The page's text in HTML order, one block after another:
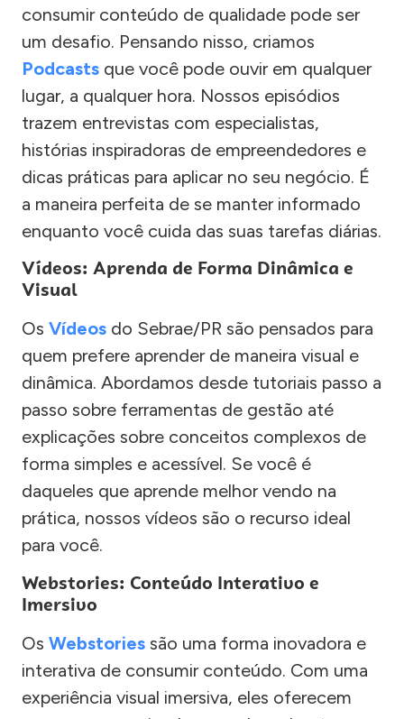
consumir conteúdo de qualidade pode ser
um desafio. Pensando nisso, criamos
Podcasts que você pode ouvir em qualquer
lugar, a qualquer hora. Nossos episódios
trazem entrevistas com especialistas,
histórias inspiradoras de empreendedores e
dicas práticas para aplicar no seu negócio. É
a maneira perfeita de se manter informado
enquanto você cuida das suas tarefas diárias.
Vídeos: Aprenda de Forma Dinâmica e
Visual
Os Vídeos do Sebrae/PR são pensados para
quem prefere aprender de maneira visual e
dinâmica. Abordamos desde tutoriais passo a
passo sobre ferramentas de gestão até
explicações sobre conceitos complexos de
forma simples e acessível. Se você é
daqueles que aprende melhor vendo na
prática, nossos vídeos são o recurso ideal
para você.
Webstories: Conteúdo Interativo e
Imersivo
Os Webstories são uma forma inovadora e
interativa de consumir conteúdo. Com uma
experiência visual imersiva, eles oferecem